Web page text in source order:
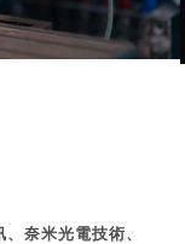
奈米光電技術、